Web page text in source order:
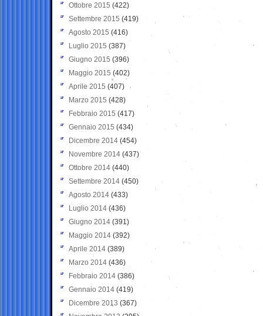
Ottobre 2015 (422)
Settembre 2015 (419)
Agosto 2015 (416)
Luglio 2015 (387)
Giugno 2015 (396)
Maggio 2015 (402)
Aprile 2015 (407)
Marzo 2015 (428)
Febbraio 2015 (417)
Gennaio 2015 (434)
Dicembre 2014 (454)
Novembre 2014 (437)
Ottobre 2014 (440)
Settembre 2014 (450)
Agosto 2014 (433)
Luglio 2014 (436)
Giugno 2014 (391)
Maggio 2014 (392)
Aprile 2014 (389)
Marzo 2014 (436)
Febbraio 2014 (386)
Gennaio 2014 (419)
Dicembre 2013 (367)